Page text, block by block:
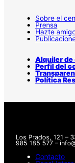
Sobre el
Prensa
Hazte
Alquiler de
Perfil del
Política
Los Prados, 121 –
985 185 577 –
Contacto